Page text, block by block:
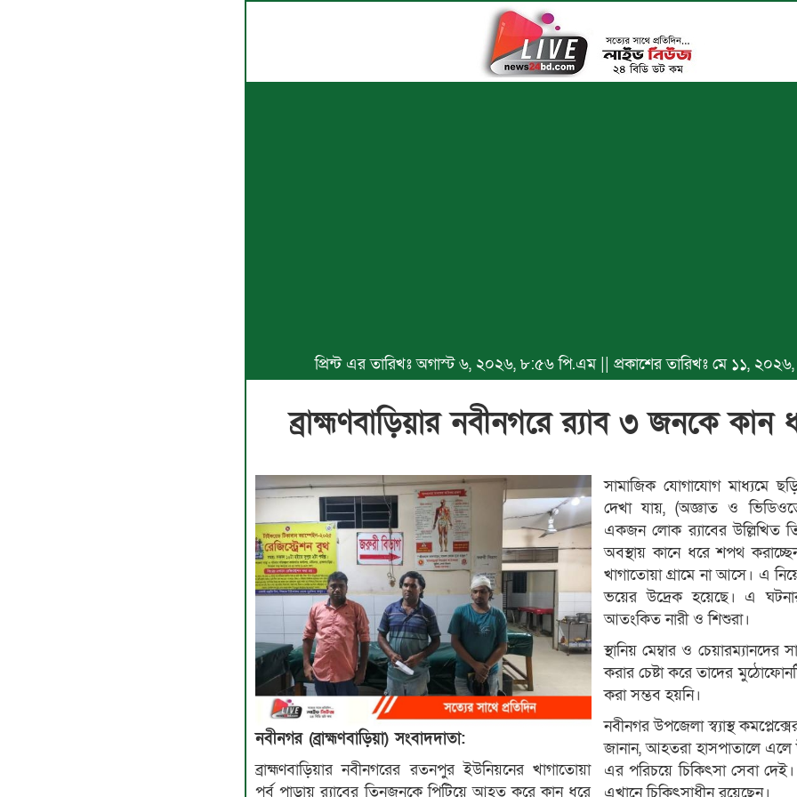
প্রিন্ট এর তারিখঃ অগাস্ট ৬, ২০২৬, ৮:৫৬ পি.এম || প্রকাশের তারিখঃ মে ১১,
ব্রাহ্মণবাড়িয়ার নবীনগরে র‍্যাব ৩ জনকে
নবীনগর (ব্রাহ্মণবাড়িয়া) সংবাদদাতা:
ব্রাহ্মণবাড়িয়ার নবীনগরের রতনপুর ইউনিয়নের খাগাতোয়া
পূর্ব পাড়ায় র‌্যাবের তিনজনকে পিটিয়ে আহত করে কান ধরে
সামাজিক যোগাযোগ মাধ্যমে
দেখা যায়, (অজ্ঞাত ও
একজন লোক র‌্যাবের উল্লিখিত
অবস্থায় কানে ধরে শপথ
খাগাতোয়া গ্রামে না আসে। এ
ভয়ের উদ্রেক হয়েছে। এ
আতংকিত নারী ও শিশুরা।
স্থানিয় মেম্বার ও
করার চেষ্টা করে তাদের
করা সম্ভব হয়নি।
নবীনগর উপজেলা স্ব্যাস্থ
জানান, আহতরা হাসপাতালে
এর পরিচয়ে চিকিৎসা সেবা